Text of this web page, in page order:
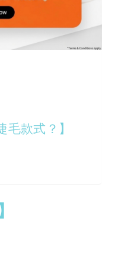
毛款式？】